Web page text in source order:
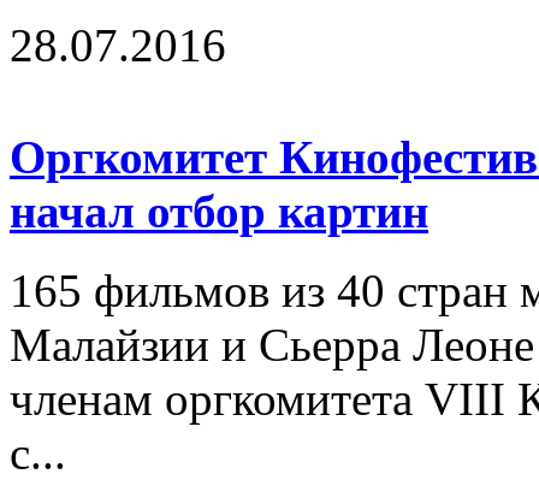
28.07.2016
Оргкомитет
начал отбор картин
165 фильмов из 40 стран
Малайзии и Сьерра
членам оргкомитета VIII
с...